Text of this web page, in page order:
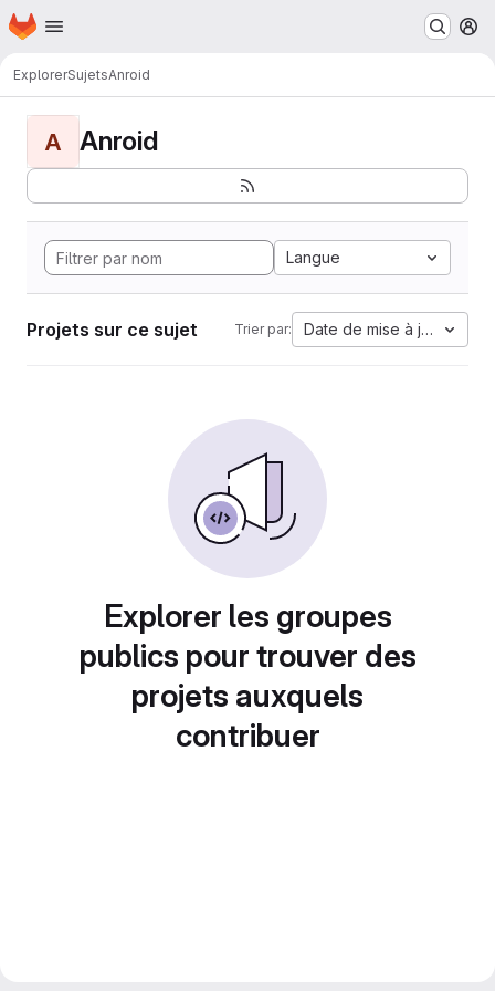
Passer au contenu principal
Page d'accueil
ExplorerSujetsAnroid
A Anroid
Langue
Projets sur ce sujet Trier par: Date de mise à jour
Explorer les groupes
publics pour trouver des
projets auxquels
contribuer